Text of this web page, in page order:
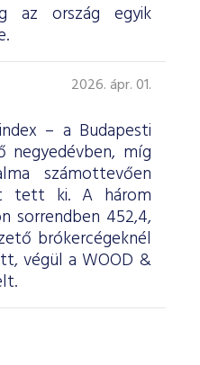
az ország egyik
2026. ápr. 01.
– a Budapesti
negyedévben, míg
számottevően
tett ki. A három
sorrendben 452,4,
brókercégeknél
végül a WOOD &